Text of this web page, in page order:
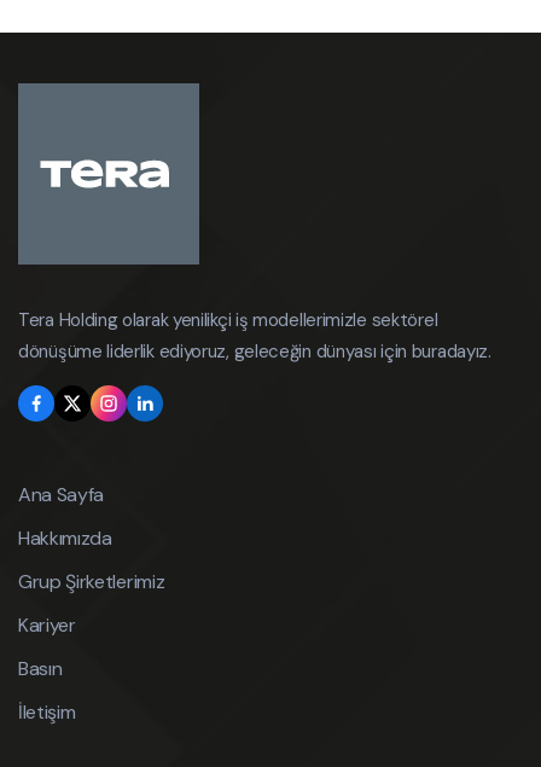
Tera Holding olarak yenilikçi iş modellerimizle sektörel
dönüşüme liderlik ediyoruz, geleceğin dünyası için buradayız.
Ana Sayfa
Hakkımızda
Grup Şirketlerimiz
Kariyer
Basın
İletişim